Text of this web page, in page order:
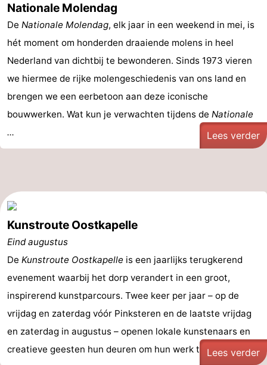
Nationale Molendag
De Nationale Molendag, elk jaar in een weekend in mei, is
hét moment om honderden draaiende molens in heel
Nederland van dichtbij te bewonderen. Sinds 1973 vieren
we hiermee de rijke molengeschiedenis van ons land en
brengen we een eerbetoon aan deze iconische
bouwwerken. Wat kun je verwachten tijdens de Nationale
...
Lees verder
Kunstroute Oostkapelle
Eind augustus
De Kunstroute Oostkapelle is een jaarlijks terugkerend
evenement waarbij het dorp verandert in een groot,
inspirerend kunstparcours. Twee keer per jaar – op de
vrijdag en zaterdag vóór Pinksteren en de laatste vrijdag
en zaterdag in augustus – openen lokale kunstenaars en
creatieve geesten hun deuren om hun werk te ...Lees verder